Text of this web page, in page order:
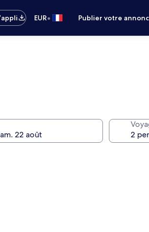
EUR• Publier votre